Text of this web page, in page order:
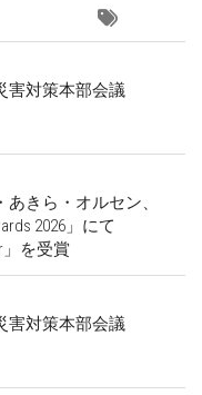
害対策本部会議
きら・オルセン、
2026」にて
」を受賞
害対策本部会議